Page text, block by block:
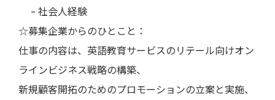
– 社会人経験
☆募集企業からのひとこと：
仕事の内容は、英語教育サービスのリテール向けオン
ラインビジネス戦略の構築、
新規顧客開拓のためのプロモーションの立案と実施、